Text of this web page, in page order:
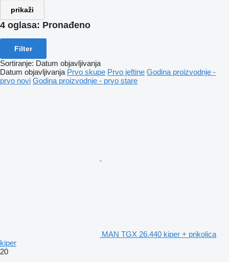
prikaži
4 oglasa: Pronađeno
Filter
Sortiranje: Datum objavljivanja
Datum objavljivanja Prvo skupe Prvo jeftine Godina proizvodnje -
prvo novi Godina proizvodnje - prvo stare
MAN TGX 26.440 kiper + prikolica
kiper
20